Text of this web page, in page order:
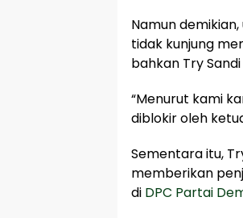
Namun
tidak kunjung
bahkan Try
“Menurut kami
diblokir oleh
Sementara itu,
memberikan
di DPC Partai